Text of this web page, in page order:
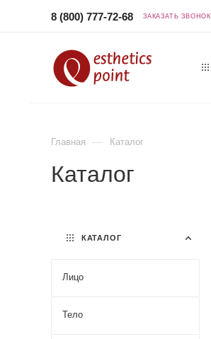
8 (800) 777-72-68 ЗАКАЗАТЬ ЗВОНОК
Главная — Каталог
Каталог
КАТАЛОГ
Лицо
Тело